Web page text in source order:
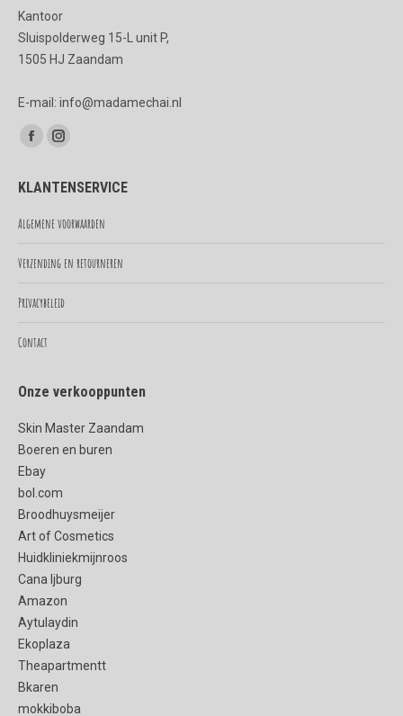
Kantoor
Sluispolderweg 15-L unit P,
1505 HJ Zaandam
E-mail: info@madamechai.nl
Vind ons op:
Facebook
opens
in
window
Instagram
opens
in
window
KLANTENSERVICE
Algemene voorwaarden
Verzending en retourneren
Privacybeleid
Contact
Onze verkooppunten
Skin Master Zaandam
Boeren en buren
Ebay
bol.com
Broodhuysmeijer
Art of Cosmetics
Huidkliniekmijnroos
Cana Ijburg
Amazon
Aytulaydin
Ekoplaza
Theapartmentt
Bkaren
mokkiboba